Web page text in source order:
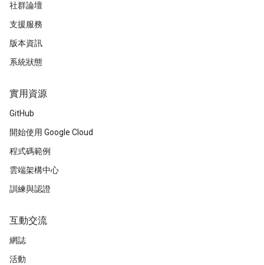
社群論壇
支援服務
版本資訊
系統狀態
實用資源
GitHub
開始使用 Google Cloud
程式碼範例
雲端架構中心
訓練與認證
互動交流
網誌
活動